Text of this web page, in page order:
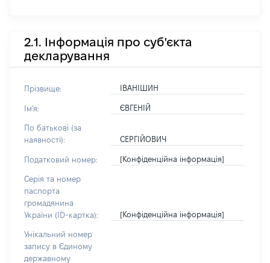
2.1. Інформація про суб'єкта
декларування
Прізвище: ІВАНІШИН
Ім'я: ЄВГЕНІЙ
По батькові (за
наявності):
СЕРГІЙОВИЧ
Податковий номер: [Конфіденційна інформація]
Серія та номер
паспорта
громадянина
України (ID-картка):
[Конфіденційна інформація]
Унікальний номер
запису в Єдиному
державному